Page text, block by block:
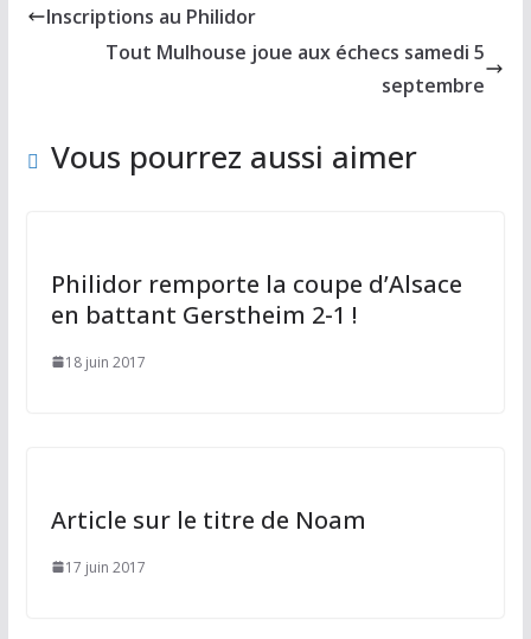
b
o
d
o
l g
er
Inscriptions au Philidor
Tout Mulhouse joue aux échecs samedi 5
septembre
Vous pourrez aussi aimer
Philidor remporte la coupe d’Alsace
en battant Gerstheim 2-1 !
18 juin 2017
Article sur le titre de Noam
17 juin 2017